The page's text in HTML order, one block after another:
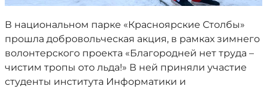
В национальном парке «Красноярские Столбы»
прошла добровольческая акция, в рамках зимнего
волонтерского проекта «Благородней нет труда –
чистим тропы ото льда!» В ней приняли участие
студенты института Информатики и